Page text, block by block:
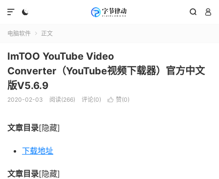
  

电脑软件  正文
ImTOO YouTube Video
Converter（YouTube视频下载器）官方中文
版V5.6.9
2020-02-03 阅读(266) 评论(0)  赞(0)
文章目录[隐藏]
下载地址
文章目录[隐藏]